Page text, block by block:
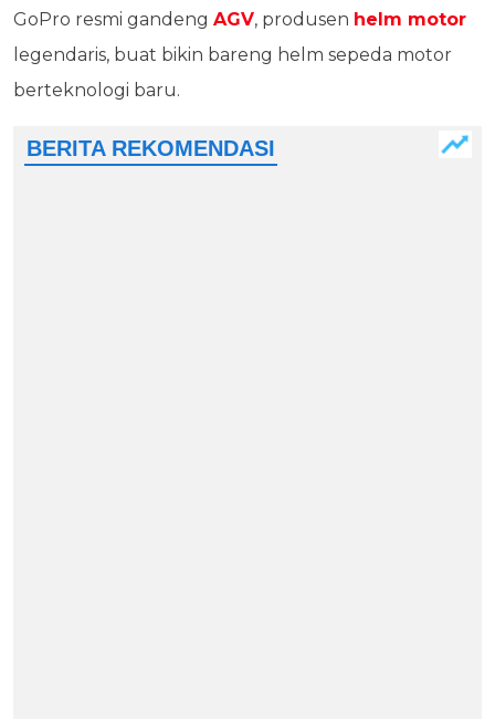
GoPro resmi gandeng AGV, produsen helm motor
legendaris, buat bikin bareng helm sepeda motor
berteknologi baru.